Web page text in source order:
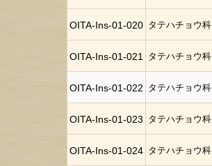
OITA-Ins-01-020 タテハチョウ科
OITA-Ins-01-021 タテハチョウ科
OITA-Ins-01-022 タテハチョウ科
OITA-Ins-01-023 タテハチョウ科
OITA-Ins-01-024 タテハチョウ科